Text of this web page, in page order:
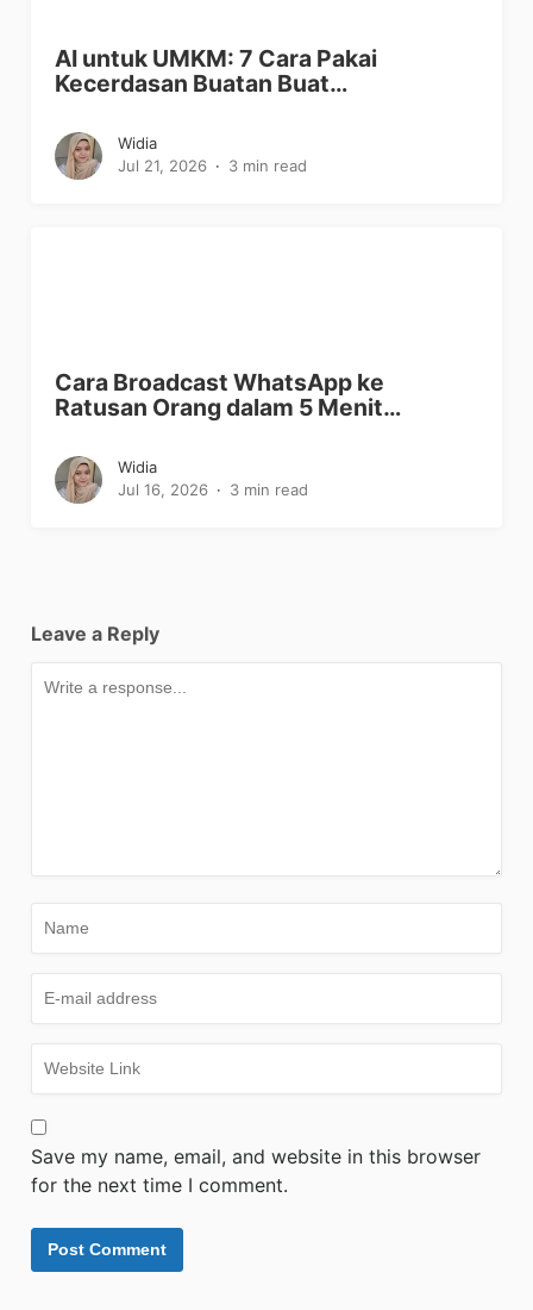
AI untuk UMKM: 7 Cara Pakai
Kecerdasan Buatan Buat…
Widia
Jul 21, 2026
3 min read
Cara Broadcast WhatsApp ke
Ratusan Orang dalam 5 Menit…
Widia
Jul 16, 2026
3 min read
Leave a Reply
Save my name, email, and website in this browser
for the next time I comment.